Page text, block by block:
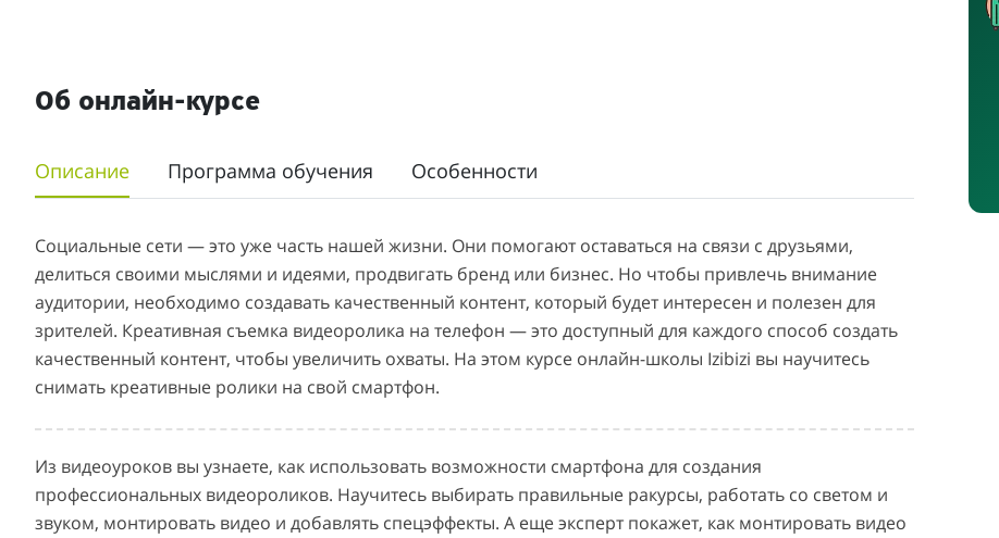
Об онлайн-курсе
Описание Программа обучения Особенности
Социальные сети — это уже часть нашей жизни. Они помогают оставаться на связи с друзьями,
делиться своими мыслями и идеями, продвигать бренд или бизнес. Но чтобы привлечь внимание
аудитории, необходимо создавать качественный контент, который будет интересен и полезен для
зрителей. Креативная съемка видеоролика на телефон — это доступный для каждого способ создать
качественный контент, чтобы увеличить охваты. На этом курсе онлайн-школы Izibizi вы научитесь
снимать креативные ролики на свой смартфон.
Из видеоуроков вы узнаете, как использовать возможности смартфона для создания
профессиональных видеороликов. Научитесь выбирать правильные ракурсы, работать со светом и
звуком, монтировать видео и добавлять спецэффекты. А еще эксперт покажет, как монтировать видео